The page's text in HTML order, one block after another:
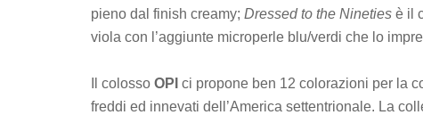
pieno dal finish creamy; Dressed to the Nineties è il
viola con l’aggiunte microperle blu/verdi che lo
Il colosso OPI ci propone ben 12 colorazioni per la
freddi ed innevati dell’America settentrionale. La